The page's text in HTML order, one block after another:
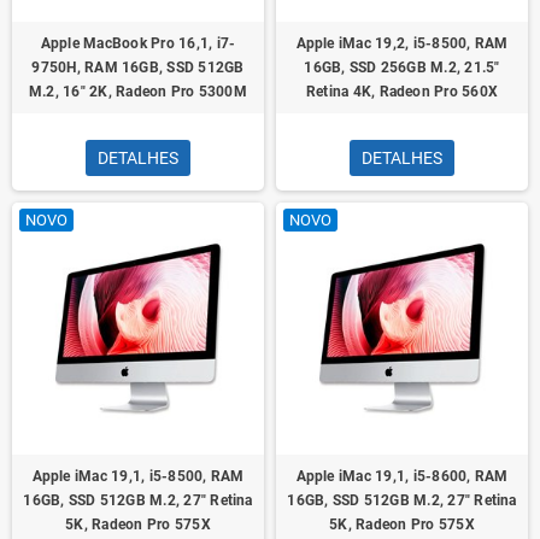
Apple MacBook Pro 16,1, i7-
9750H, RAM 16GB, SSD 512GB
M.2, 16" 2K, Radeon Pro 5300M
DETALHES
Apple iMac 19,2, i5-8500, RAM
16GB, SSD 256GB M.2, 21.5"
Retina 4K, Radeon Pro 560X
DETALHES
NOVO
Apple iMac 19,1, i5-8500, RAM
16GB, SSD 512GB M.2, 27" Retina
5K, Radeon Pro 575X
NOVO
Apple iMac 19,1, i5-8600, RAM
16GB, SSD 512GB M.2, 27" Retina
5K, Radeon Pro 575X